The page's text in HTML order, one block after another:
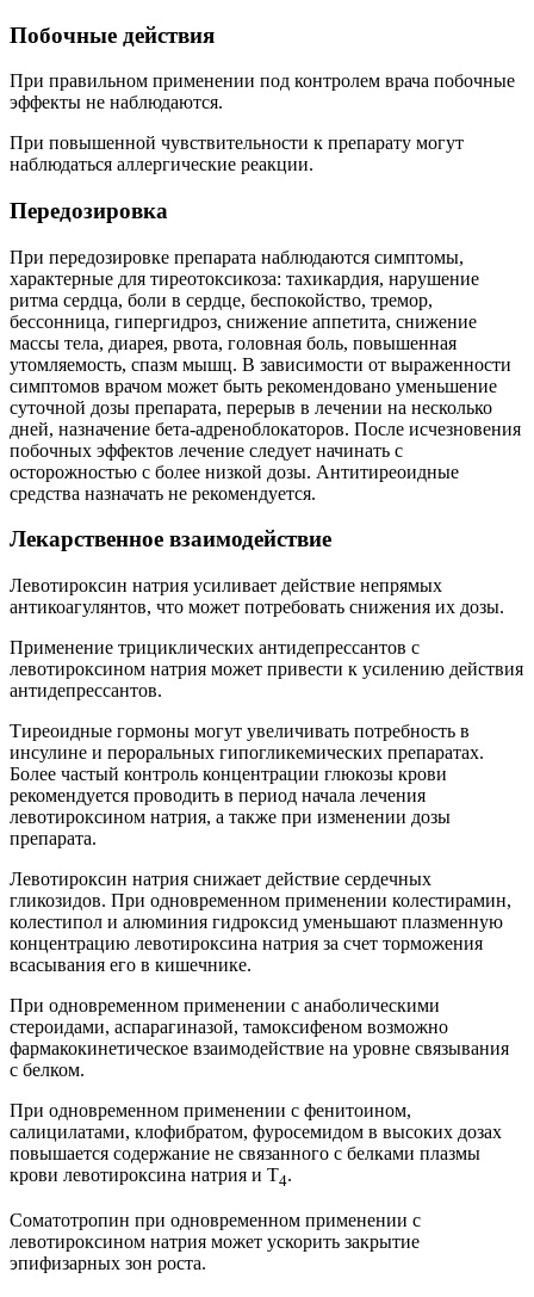
Побочные действия
При правильном применении под контролем врача побочные
эффекты не наблюдаются.
При повышенной чувствительности к препарату могут
наблюдаться аллергические реакции.
Передозировка
При передозировке препарата наблюдаются симптомы,
характерные для тиреотоксикоза: тахикардия, нарушение
ритма сердца, боли в сердце, беспокойство, тремор,
бессонница, гипергидроз, снижение аппетита, снижение
массы тела, диарея, рвота, головная боль, повышенная
утомляемость, спазм мышц. В зависимости от выраженности
симптомов врачом может быть рекомендовано уменьшение
суточной дозы препарата, перерыв в лечении на несколько
дней, назначение бета-адреноблокаторов. После исчезновения
побочных эффектов лечение следует начинать с
осторожностью с более низкой дозы. Антитиреоидные
средства назначать не рекомендуется.
Лекарственное взаимодействие
Левотироксин натрия усиливает действие непрямых
антикоагулянтов, что может потребовать снижения их дозы.
Применение трициклических антидепрессантов с
левотироксином натрия может привести к усилению действия
антидепрессантов.
Тиреоидные гормоны могут увеличивать потребность в
инсулине и пероральных гипогликемических препаратах.
Более частый контроль концентрации глюкозы крови
рекомендуется проводить в период начала лечения
левотироксином натрия, а также при изменении дозы
препарата.
Левотироксин натрия снижает действие сердечных
гликозидов. При одновременном применении колестирамин,
колестипол и алюминия гидроксид уменьшают плазменную
концентрацию левотироксина натрия за счет торможения
всасывания его в кишечнике.
При одновременном применении с анаболическими
стероидами, аспарагиназой, тамоксифеном возможно
фармакокинетическое взаимодействие на уровне связывания
с белком.
При одновременном применении с фенитоином,
салицилатами, клофибратом, фуросемидом в высоких дозах
повышается содержание не связанного с белками плазмы
крови левотироксина натрия и Т4.
Соматотропин при одновременном применении с
левотироксином натрия может ускорить закрытие
эпифизарных зон роста.